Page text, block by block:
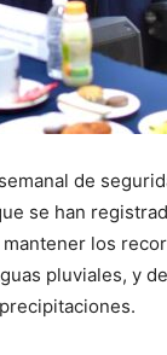
de
se han
los
pluviales, y